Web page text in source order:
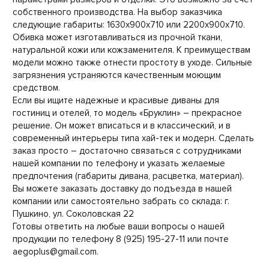
собственного производства. На выбор заказчика
следующие габариты: 1630х900х710 или 2200х900х710.
Обивка может изготавливаться из прочной ткани,
натуральной кожи или кожзаменителя. К преимуществам
модели можно также отнести простоту в уходе. Сильные
загрязнения устраняются качественным моющим
средством.
Если вы ищите надежные и красивые диваны для
гостиниц и отелей, то модель «Бруклин» – прекрасное
решение. Он может вписаться и в классический, и в
современный интерьеры типа хай-тек и модерн. Сделать
заказ просто – достаточно связаться с сотрудниками
нашей компании по телефону и указать желаемые
предпочтения (габариты дивана, расцветка, материал).
Вы можете заказать доставку до подъезда в нашей
компании или самостоятельно забрать со склада: г.
Пушкино, ул. Соколовская 22
Готовы ответить на любые ваши вопросы о нашей
продукции по телефону 8 (925) 195-27-11 или почте
aegoplus@gmail.com.